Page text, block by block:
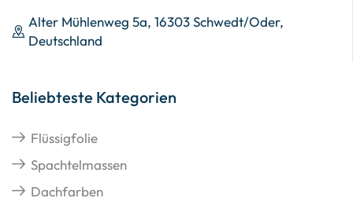
Alter Mühlenweg 5a, 16303 Schwedt/Oder,
Deutschland
Beliebteste Kategorien
Flüssigfolie
Spachtelmassen
Dachfarben